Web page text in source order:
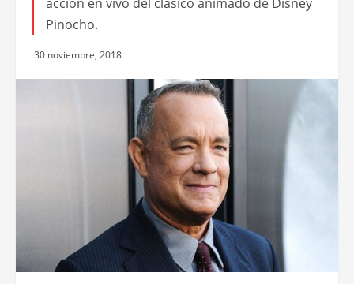
Pinocho.
30 noviembre, 2018